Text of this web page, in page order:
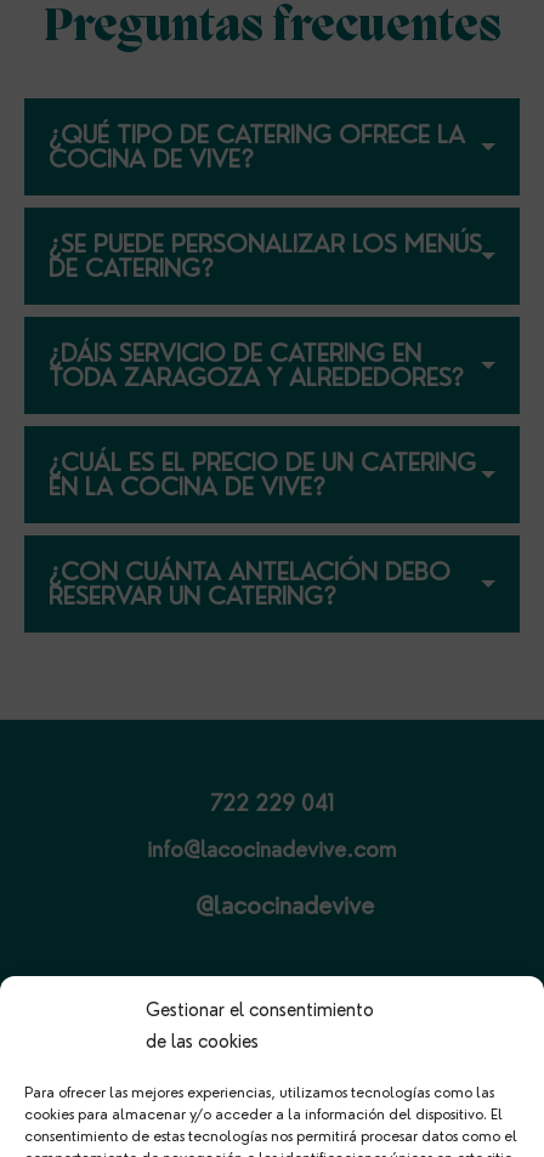
Gestionar el consentimiento
de las cookies
Para ofrecer las mejores experiencias, utilizamos tecnologías como las
cookies para almacenar y/o acceder a la información del dispositivo. El
consentimiento de estas tecnologías nos permitirá procesar datos como el
Preguntas frecuentes
¿QUÉ TIPO DE CATERING OFRECE LA
COCINA DE VIVE?
¿SE PUEDE PERSONALIZAR LOS MENÚS
DE CATERING?
¿DÁIS SERVICIO DE CATERING EN
TODA ZARAGOZA Y ALREDEDORES?
¿CUÁL ES EL PRECIO DE UN CATERING
EN LA COCINA DE VIVE?
¿CON CUÁNTA ANTELACIÓN DEBO
RESERVAR UN CATERING?
722 229 041
info@lacocinadevive.com
@lacocinadevive